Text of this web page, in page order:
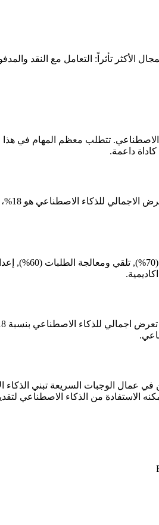
بالذكاء الاصطناعي. تتطلب معظم
داعمة.
عمال الوجبات السريعة تبني الذكاء
الاستفادة من الذكاء الاصطناعي